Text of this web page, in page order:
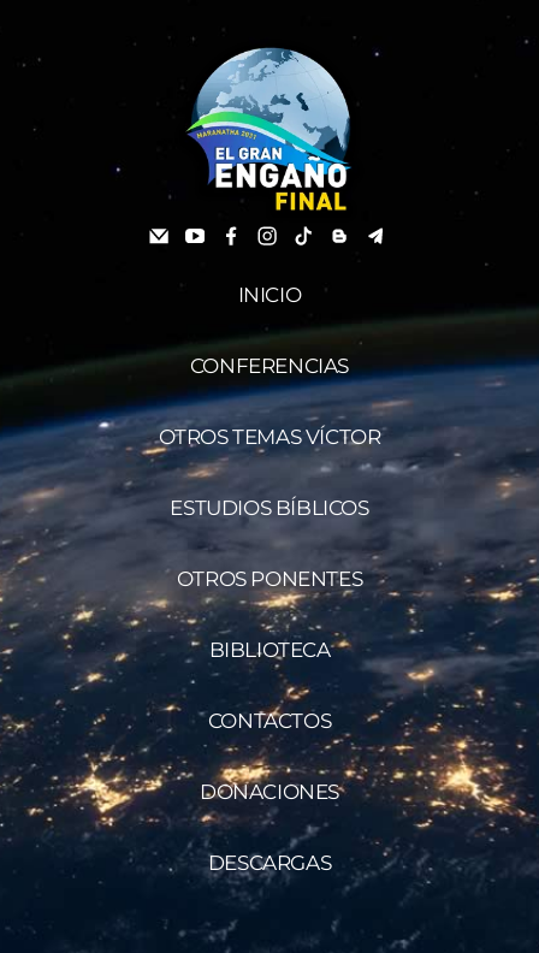
INICIO
CONFERENCIAS
OTROS TEMAS VÍCTOR
ESTUDIOS BÍBLICOS
OTROS PONENTES
BIBLIOTECA
CONTACTOS
DONACIONES
DESCARGAS